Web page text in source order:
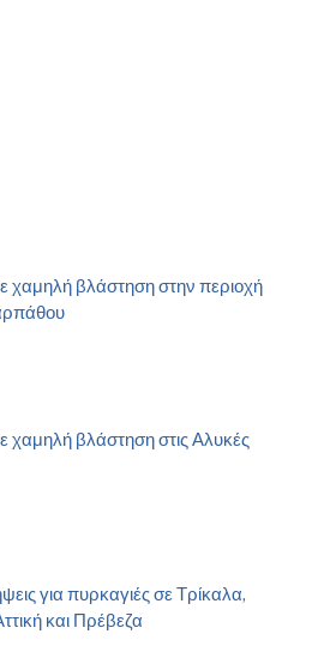
χαμηλή βλάστηση στην περιοχή
χαμηλή βλάστηση στις Αλυκές
για πυρκαγιές σε Τρίκαλα,
και Πρέβεζα